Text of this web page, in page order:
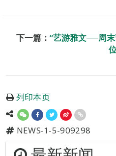
下一篇： “艺游雅文──周
列印本页
NEWS-1-5-909298